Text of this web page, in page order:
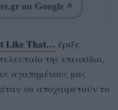
on Google
Like That… έριξε
της επεισόδιο,
αγαπημένους μας
να αποχαιρετούν το